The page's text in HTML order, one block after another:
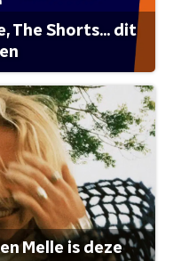
The Shorts... dit
Melle is deze